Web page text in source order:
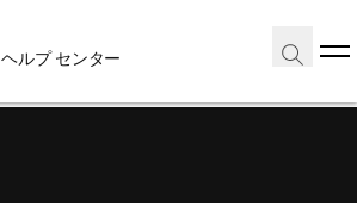
ヘルプ センター